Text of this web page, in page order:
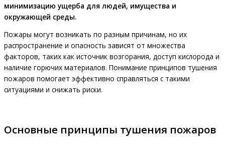
минимизацию ущерба для людей, имущества и
окружающей среды.
Пожары могут возникать по разным причинам, но их
распространение и опасность зависят от множества
факторов, таких как источник возгорания, доступ кислорода и
наличие горючих материалов. Понимание принципов тушения
пожаров помогает эффективно справляться с такими
ситуациями и снижать риски.
Основные принципы тушения пожаров